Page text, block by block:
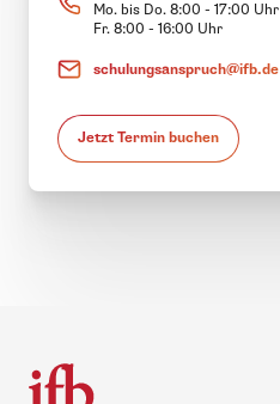
Mo. bis Do. 8:00 - 17:00 Uhr
Fr. 8:00 - 16:00 Uhr
schulungsanspruch@ifb.de
Jetzt Termin buchen